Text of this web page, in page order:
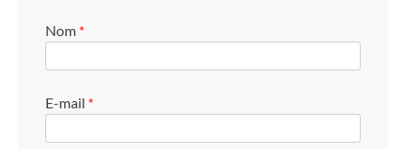
Nom *
E-mail *